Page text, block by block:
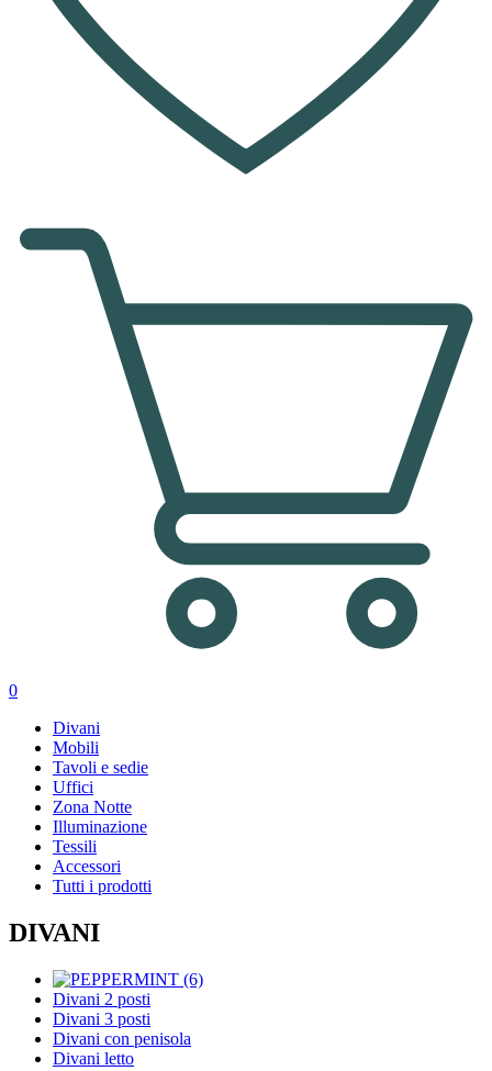
0
Divani
Mobili
Tavoli e sedie
Uffici
Zona Notte
Illuminazione
Tessili
Accessori
Tutti i prodotti
DIVANI
Divani 2 posti
Divani 3 posti
Divani con penisola
Divani letto